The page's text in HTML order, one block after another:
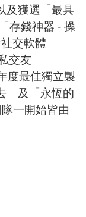
及獲選「最具
存錢神器 - 操
交軟體
交友
度最佳獨立製
」及「永恆的
一開始皆由